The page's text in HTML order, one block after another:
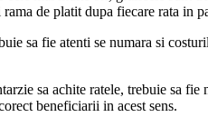
de platit dupa fiecare rata in
sa fie atenti se numara si
sa achite ratele, trebuie sa
beneficiarii in acest sens.